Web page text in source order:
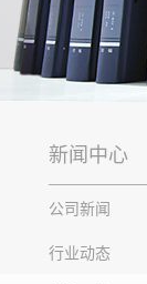
新闻中心
公司新闻
行业动态